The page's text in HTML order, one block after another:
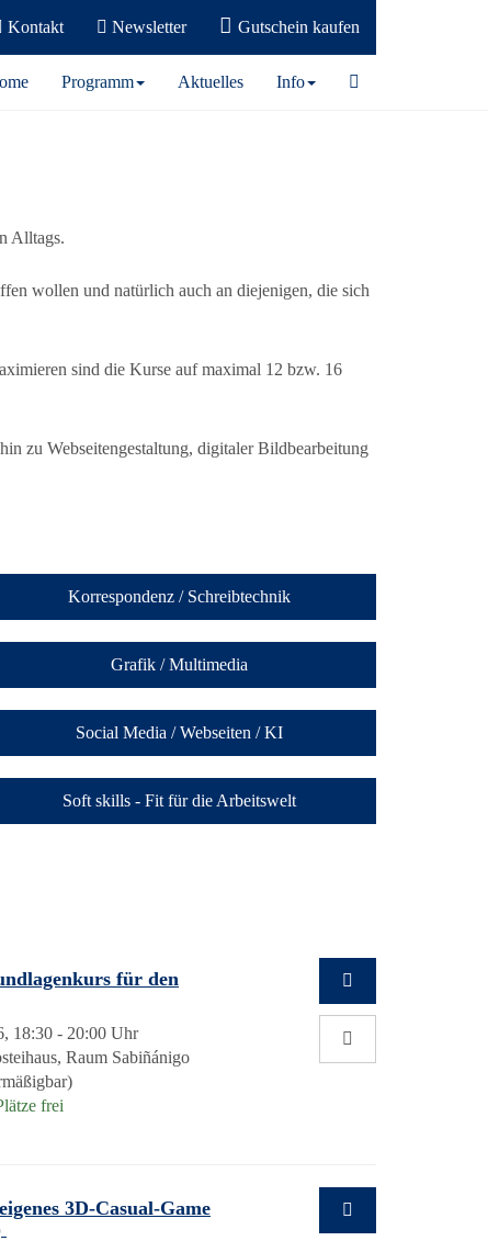
Kontakt Newsletter Gutschein kaufen
Programm Aktuelles Info
Alltags.
wollen und natürlich auch an diejenigen, die sich
sind die Kurse auf maximal 12 bzw. 16
zu Webseitengestaltung, digitaler Bildbearbeitung
Korrespondenz / Schreibtechnik
Grafik / Multimedia
Social Media / Webseiten / KI
Soft skills - Fit für die Arbeitswelt
für den
18:30 - 20:00 Uhr
Raum Sabiñánigo
frei
3D-Casual-Game